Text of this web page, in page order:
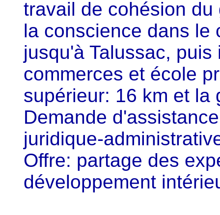
travail de cohésion
la conscience dans le
jusqu'à Talussac,
commerces et école
supérieur: 16 km et la
Demande
juridique-
Offre: partage des
développement